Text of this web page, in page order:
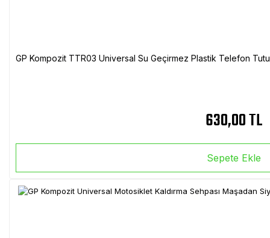
GP Kompozit TTR03 Universal Su Geçirmez Plastik Telefon
630,00 TL
Sepete Ekle